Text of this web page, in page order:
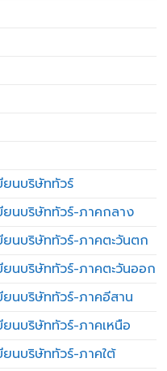
ยนบริษัททัวร์
ยนบริษัททัวร์-ภาคกลาง
ยนบริษัททัวร์-ภาคตะวันตก
ยนบริษัททัวร์-ภาคตะวันออก
ยนบริษัททัวร์-ภาคอีสาน
ยนบริษัททัวร์-ภาคเหนือ
ยนบริษัททัวร์-ภาคใต้